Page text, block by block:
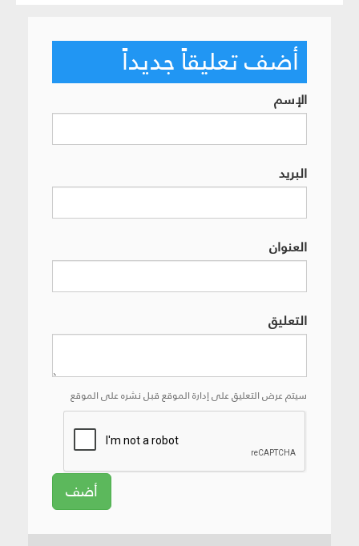
أضف تعليقاً جديداً
الإسم
البريد
العنوان
التعليق
سيتم عرض التعليق على إدارة الموقع قبل نشره على الموقع
أضف